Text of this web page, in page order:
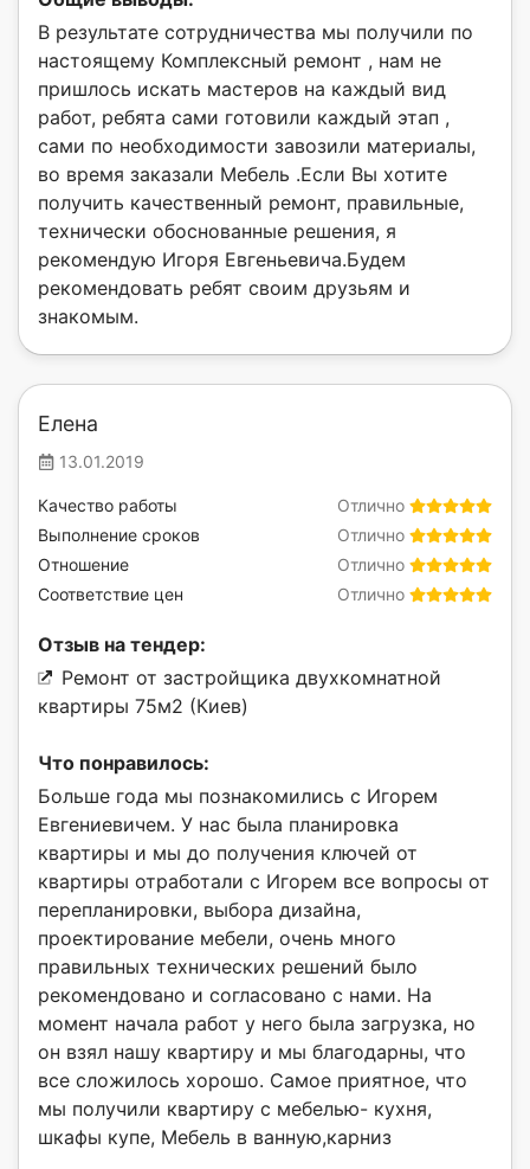
В результате сотрудничества мы получили по
настоящему Комплексный ремонт , нам не
пришлось искать мастеров на каждый вид
работ, ребята сами готовили каждый этап ,
сами по необходимости завозили материалы,
во время заказали Мебель .Если Вы хотите
получить качественный ремонт, правильные,
технически обоснованные решения, я
рекомендую Игоря Евгеньевича.Будем
рекомендовать ребят своим друзьям и
знакомым.
Елена
13.01.2019
Отлично
Качество работы
Отлично
Выполнение сроков
Отлично
Отношение
Отлично
Соответствие цен
Отзыв на тендер:
Ремонт от застройщика двухкомнатной
квартиры 75м2 (Киев)
Что понравилось:
Больше года мы познакомились с Игорем
Евгениевичем. У нас была планировка
квартиры и мы до получения ключей от
квартиры отработали с Игорем все вопросы от
перепланировки, выбора дизайна,
проектирование мебели, очень много
правильных технических решений было
рекомендовано и согласовано с нами. На
момент начала работ у него была загрузка, но
он взял нашу квартиру и мы благодарны, что
все сложилось хорошо. Самое приятное, что
мы получили квартиру с мебелью- кухня,
шкафы купе, Мебель в ванную,карниз